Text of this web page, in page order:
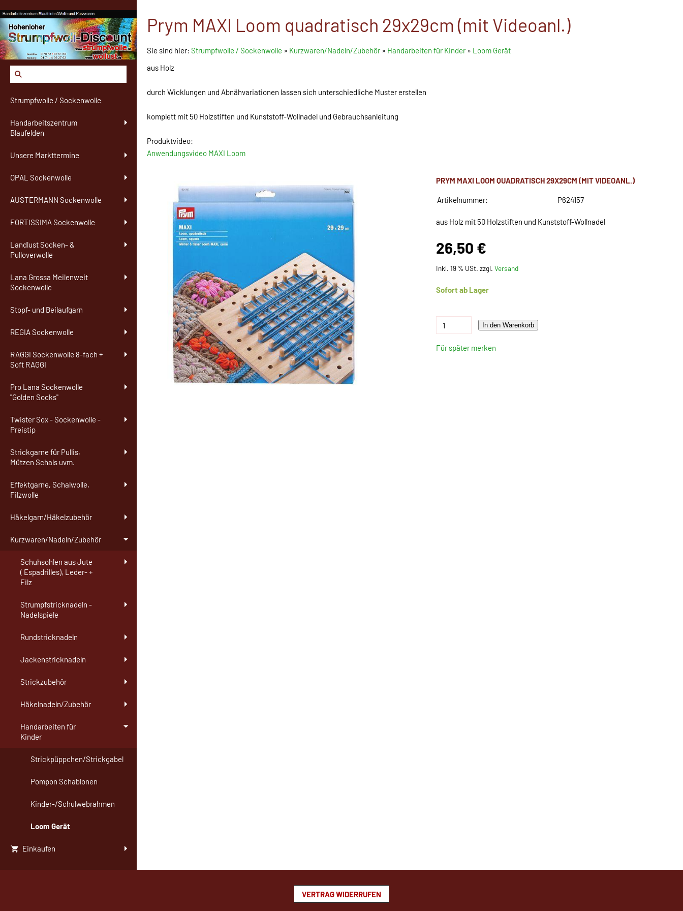
Strumpfwolle / Sockenwolle
Handarbeitszentrum
Blaufelden
Unsere Markttermine
OPAL Sockenwolle
AUSTERMANN Sockenwolle
FORTISSIMA Sockenwolle
Landlust Socken- &
Pulloverwolle
Lana Grossa Meilenweit
Sockenwolle
Stopf- und Beilaufgarn
REGIA Sockenwolle
RAGGI Sockenwolle 8-fach +
Soft RAGGI
Pro Lana Sockenwolle
"Golden Socks"
Twister Sox - Sockenwolle -
Preistip
Strickgarne für Pullis,
Mützen Schals uvm.
Effektgarne, Schalwolle,
Filzwolle
Häkelgarn/Häkelzubehör
Kurzwaren/Nadeln/Zubehör
Schuhsohlen aus Jute
( Espadrilles), Leder- +
Filz
Strumpfstricknadeln -
Nadelspiele
Rundstricknadeln
Jackenstricknadeln
Strickzubehör
Häkelnadeln/Zubehör
Handarbeiten für
Kinder
Strickpüppchen/Strickgabel
Pompon Schablonen
Kinder-/Schulwebrahmen
Loom Gerät
Einkaufen
Prym MAXI Loom quadratisch 29x29cm (mit Videoanl.)
Sie sind hier: Strumpfwolle / Sockenwolle » Kurzwaren/Nadeln/Zubehör» Handarbeiten für Kinder» Loom Gerät
aus Holz
durch Wicklungen und Abnähvariationen lassen sich unterschiedliche Muster erstellen
komplett mit 50 Holzstiften und Kunststoff-Wollnadel und Gebrauchsanleitung
Produktvideo:
Anwendungsvideo MAXI Loom
PRYM MAXI LOOM QUADRATISCH 29X29CM (MIT VIDEOANL.)
Artikelnummer: P624157
aus Holz mit 50 Holzstiften und Kunststoff-Wollnadel
26,50 €
Inkl. 19 % USt. zzgl.Versand
Sofort ab Lager
In den Warenkorb
Für später merken
VERTRAG WIDERRUFEN